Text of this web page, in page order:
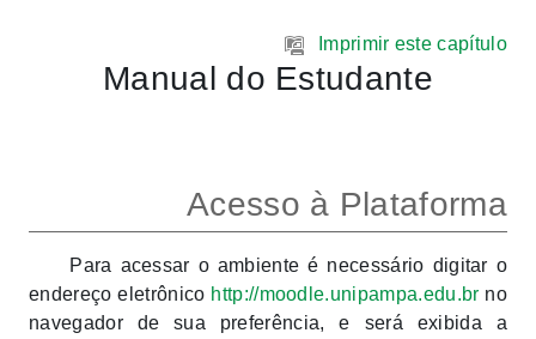
Imprimir este capítulo
Manual do Estudante
Acesso à Plataforma
Para acessar o ambiente é necessário digitar o
endereço eletrônico http://moodle.unipampa.edu.br no
navegador de sua preferência, e será exibida a